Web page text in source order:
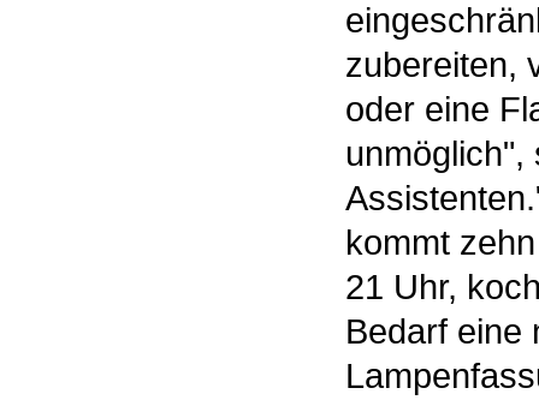
zubereiten,
oder eine
unmöglich",
kommt
21 Uhr,
Bedarf eine